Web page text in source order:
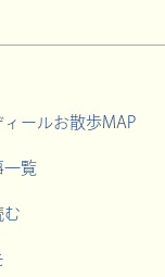
ィールお散歩MAP
一覧
む